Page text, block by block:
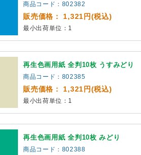
商品コード：802382
販売価格： 1,321円(税込)
最小出荷単位：1
再生色画用紙 全判10枚 うすみどり
商品コード：802385
販売価格： 1,321円(税込)
最小出荷単位：1
再生色画用紙 全判10枚 みどり
商品コード：802388